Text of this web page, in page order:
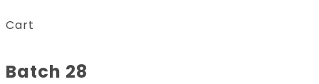
Cart
Batch 28